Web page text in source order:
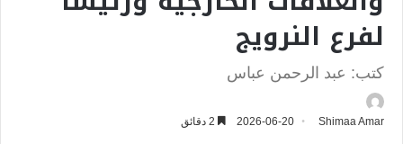
لفرع النرويج
كتب: عبد الرحمن عباس
Shimaa Amar
2026-06-20